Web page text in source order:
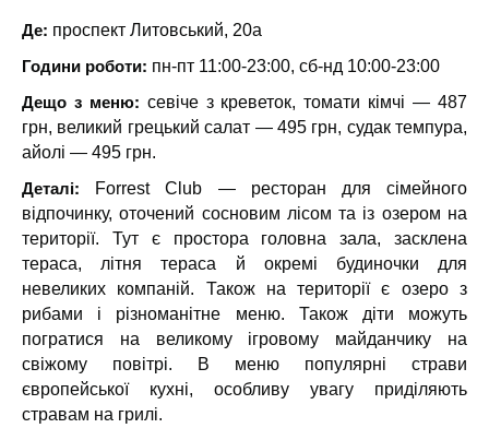
Де: проспект Литовський, 20а
Години роботи: пн-пт 11:00-23:00, сб-нд 10:00-23:00
Дещо з меню: севіче з креветок, томати кімчі — 487
грн, великий грецький салат — 495 грн, судак темпура,
айолі — 495 грн.
Деталі:
Forrest Club — ресторан для сімейного
відпочинку, оточений сосновим лісом та із озером на
території. Тут є простора головна зала, засклена
тераса, літня тераса й окремі будиночки для
невеликих компаній. Також на території є озеро з
рибами і різноманітне меню. Також діти можуть
погратися на великому ігровому майданчику на
свіжому повітрі. В меню популярні страви
європейської кухні, особливу увагу приділяють
стравам на грилі.